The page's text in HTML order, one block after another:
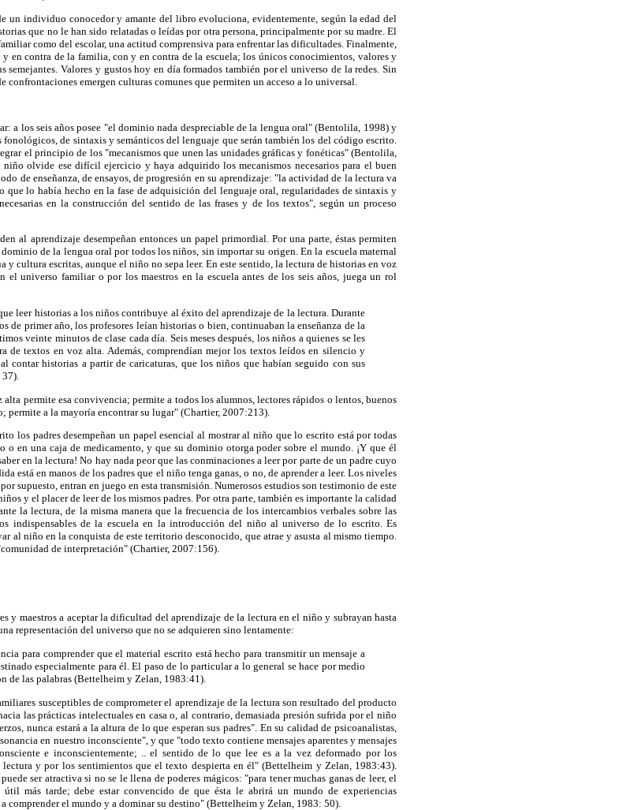
individuo conocedor y amante del libro evoluciona, evidentemente, según la edad del
que no le han sido relatadas o leídas por otra persona, principalmente por su madre. El
como del escolar, una actitud comprensiva para enfrentar las dificultades. Finalmente,
en contra de la familia, con y en contra de la escuela; los únicos conocimientos, valores y
semejantes. Valores y gustos hoy en día formados también por el universo de la redes. Sin
confrontaciones emergen culturas comunes que permiten un acceso a lo universal.
a los seis años posee "el dominio nada despreciable de la lengua oral" (Bentolila, 1998) y
de sintaxis y semánticos del lenguaje que serán también los del código escrito.
el principio de los "mecanismos que unen las unidades gráficas y fonéticas" (Bentolila,
niño olvide ese difícil ejercicio y haya adquirido los mecanismos necesarios para el buen
de enseñanza, de ensayos, de progresión en su aprendizaje: "la actividad de la lectura va
lo había hecho en la fase de adquisición del lenguaje oral, regularidades de sintaxis y
en la construcción del sentido de las frases y de los textos", según un proceso
al aprendizaje desempeñan entonces un papel primordial. Por una parte, éstas permiten
de la lengua oral por todos los niños, sin importar su origen. En la escuela maternal
cultura escritas, aunque el niño no sepa leer. En este sentido, la lectura de historias en voz
el universo familiar o por los maestros en la escuela antes de los seis años, juega un rol
leer historias a los niños contribuye al éxito del aprendizaje de la lectura. Durante
de primer año, los profesores leían historias o bien, continuaban la enseñanza de la
veinte minutos de clase cada día. Seis meses después, los niños a quienes se les
de textos en voz alta. Además, comprendían mejor los textos leídos en silencio y
contar historias a partir de caricaturas, que los niños que habían seguido con sus
permite esa convivencia; permite a todos los alumnos, lectores rápidos o lentos, buenos
permite a la mayoría encontrar su lugar" (Chartier, 2007:213).
los padres desempeñan un papel esencial al mostrar al niño que lo escrito está por todas
o en una caja de medicamento, y que su dominio otorga poder sobre el mundo. ¡Y que él
en la lectura! No hay nada peor que las conminaciones a leer por parte de un padre cuyo
está en manos de los padres que el niño tenga ganas, o no, de aprender a leer. Los niveles
supuesto, entran en juego en esta transmisión. Numerosos estudios son testimonio de este
y el placer de leer de los mismos padres. Por otra parte, también es importante la calidad
la lectura, de la misma manera que la frecuencia de los intercambios verbales sobre las
indispensables de la escuela en la introducción del niño al universo de lo escrito. Es
al niño en la conquista de este territorio desconocido, que atrae y asusta al mismo tiempo.
de interpretación" (Chartier, 2007:156).
y maestros a aceptar la dificultad del aprendizaje de la lectura en el niño y subrayan hasta
representación del universo que no se adquieren sino lentamente:
para comprender que el material escrito está hecho para transmitir un mensaje a
especialmente para él. El paso de lo particular a lo general se hace por medio
las palabras (Bettelheim y Zelan, 1983:41).
susceptibles de comprometer el aprendizaje de la lectura son resultado del producto
las prácticas intelectuales en casa o, al contrario, demasiada presión sufrida por el niño
nunca estará a la altura de lo que esperan sus padres". En su calidad de psicoanalistas,
en nuestro inconsciente", y que "todo texto contiene mensajes aparentes y mensajes
e inconscientemente; .. el sentido de lo que lee es a la vez deformado por los
y por los sentimientos que el texto despierta en él" (Bettelheim y Zelan, 1983:43).
ser atractiva si no se le llena de poderes mágicos: "para tener muchas ganas de leer, el
más tarde; debe estar convencido de que ésta le abrirá un mundo de experiencias
comprender el mundo y a dominar su destino" (Bettelheim y Zelan, 1983: 50).